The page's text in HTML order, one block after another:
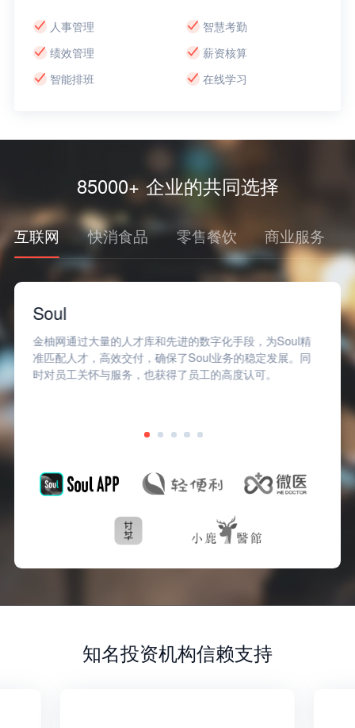
人事管理
智慧考勤
绩效管理
薪资核算
智能排班
在线学习
85000+ 企业的共同选择
互联网 快消食品 零售餐饮 商业服务
轻便利
金柚网围绕轻便利岗位人员工作场景，深度定制个性化劳动
力管理方案，满足了临时性的用工需求，有效帮助降低用工
成本和管理成本。
知名投资机构信赖支持